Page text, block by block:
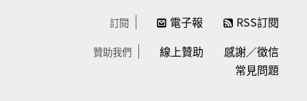
訂閱 電子報 RSS訂閱
贊助我們 線上贊助
感謝／徵信
常見問題